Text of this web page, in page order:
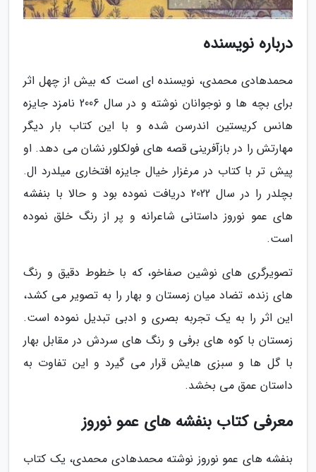
درباره نویسنده
محمدهادی محمدی، نویسنده ای است که بیش از چهل اثر
برای بچه ها و نوجوانان نوشته و در سال 2006 نامزد جایزه
هانس کریستین اندرسن شده و با این کتاب بار دیگر
مهارتش را در بازآفرینی قصه های فولکلور نشان می دهد. او
پیش تر با کتاب در مرغزار خیال جایزه افتخاری میلدرد ال.
بچلدر را در سال 2022 دریافت نموده بود و حالا با بنفشه
های عمو نوروز داستانی شاعرانه و پر از رنگ خلق نموده
است.
تصویرگری های نوشین صفاخو، که با خطوط دقیق و رنگ
های زنده، تضاد میان زمستان و بهار را به تصویر می کشد،
این اثر را به یک تجربه بصری و ادبی تبدیل نموده است.
زمستان با کوه های برفی و رنگ های سردش در مقابل بهار
با گل ها و سبزی هایش قرار می گیرد و این تفاوت به
داستان عمق می بخشد.
معرفی کتاب بنفشه های عمو نوروز
بنفشه های عمو نوروز نوشته محمدهادی محمدی، یک کتاب